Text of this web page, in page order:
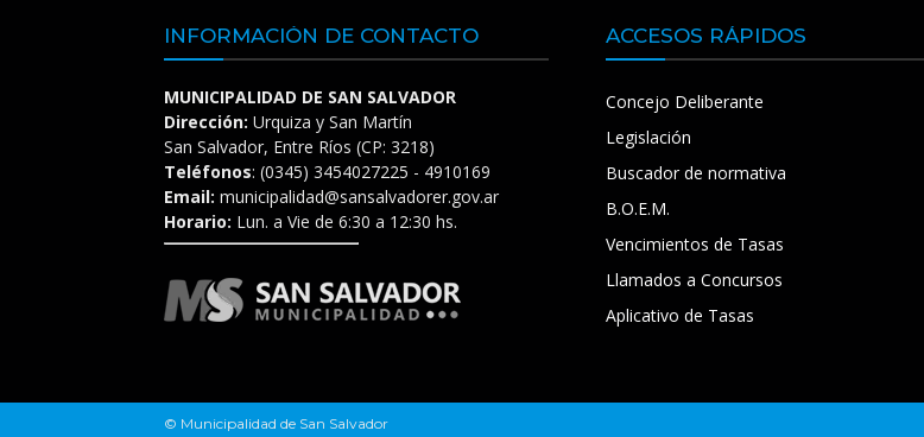
INFORMACIÓN DE CONTACTO
MUNICIPALIDAD DE SAN SALVADOR
Dirección: Urquiza y San Martín
San Salvador, Entre Ríos (CP: 3218)
Teléfonos: (0345) 3454027225 - 4910169
Email: municipalidad@sansalvadorer.gov.ar
Horario: Lun. a Vie de 6:30 a 12:30 hs.
ACCESOS RÁPIDOS
Concejo Deliberante
Legislación
Buscador de normativa
B.O.E.M.
Vencimientos de Tasas
Llamados a Concursos
Aplicativo de Tasas
© Municipalidad de San Salvador